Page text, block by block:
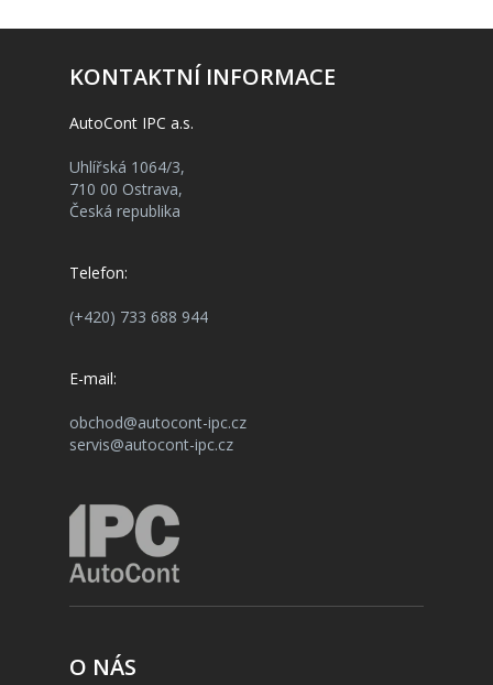
KONTAKTNÍ INFORMACE
AutoCont IPC a.s.
Uhlířská 1064/3,
710 00 Ostrava,
Česká republika
Telefon:
(+420) 733 688 944
E-mail:
obchod@autocont-ipc.cz
servis@autocont-ipc.cz
O NÁS